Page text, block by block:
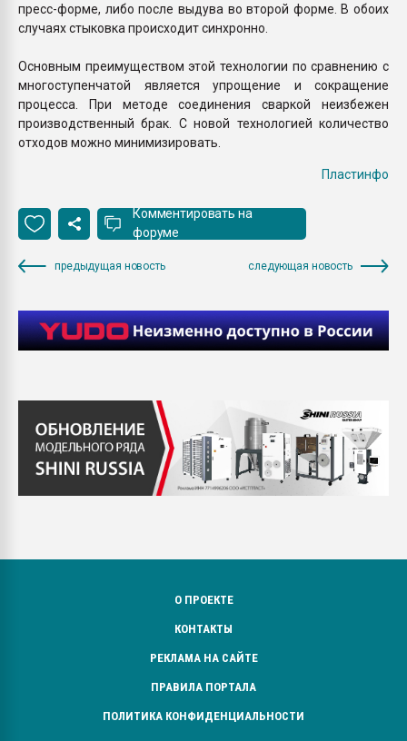
пресс-форме, либо после выдува во второй форме. В обоих
случаях стыковка происходит синхронно.
Основным преимуществом этой технологии по сравнению с
многоступенчатой является упрощение и сокращение
процесса. При методе соединения сваркой неизбежен
производственный брак. С новой технологией количество
отходов можно минимизировать.
Пластинфо
Комментировать на
форуме
предыдущая новость следующая новость
О ПРОЕКТЕ
КОНТАКТЫ
РЕКЛАМА НА САЙТЕ
ПРАВИЛА ПОРТАЛА
ПОЛИТИКА КОНФИДЕНЦИАЛЬНОСТИ